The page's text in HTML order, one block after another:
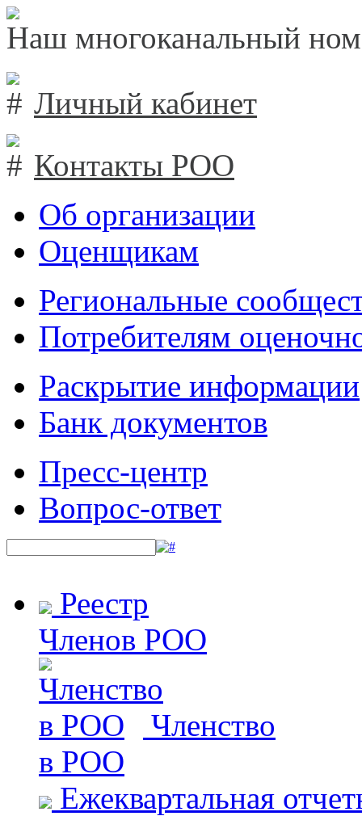
Наш многоканальный
Личный кабинет
Контакты РОО
Об организации
Оценщикам
Региональные
Потребителям
Раскрытие информации
Банк документов
Пресс-центр
Вопрос-ответ
Реестр
Членов РОО
Членство
в РОО
Ежеквартальная